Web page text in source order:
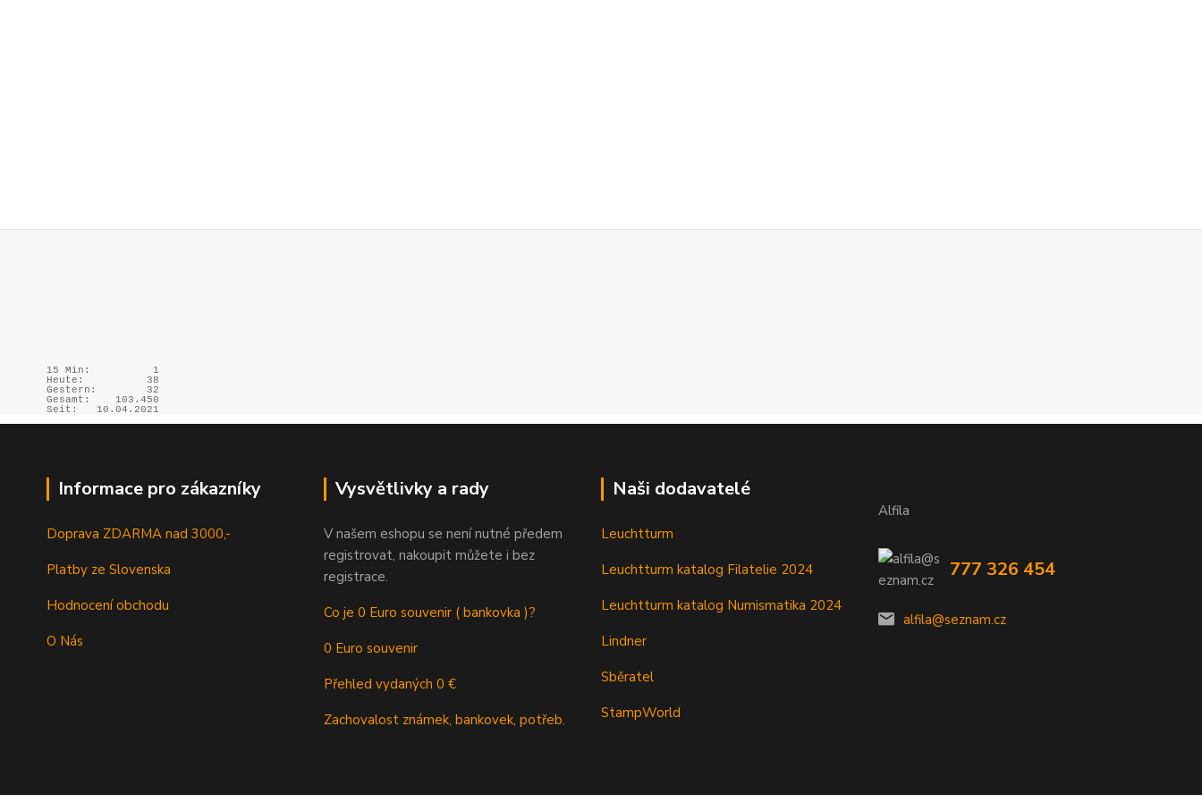
15 Min:
1
Heute:
38
Gestern:
32
Gesamt:
103.450
Seit:
10.04.2021
Informace pro zákazníky
Doprava ZDARMA nad 3000,-
Platby ze Slovenska
Hodnocení obchodu
O Nás
Vysvětlivky a rady
V našem eshopu se není nutné předem
registrovat, nakoupit můžete i bez
registrace.
Co je 0 Euro souvenir ( bankovka )?
0 Euro souvenir
Přehled vydaných 0 €
Zachovalost známek, bankovek, potřeb.
Naši dodavatelé
Leuchtturm
Leuchtturm katalog Filatelie 2024
Leuchtturm katalog Numismatika 2024
Lindner
Sběratel
StampWorld
Alfila
777 326 454
alfila@seznam.cz